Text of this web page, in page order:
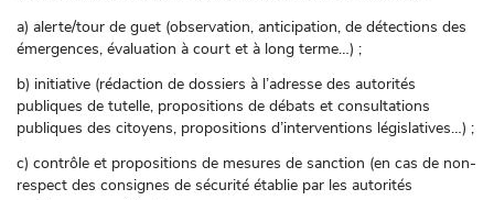
a) alerte/tour de guet (observation, anticipation, de détections des
émergences, évaluation à court et à long terme…) ;
b) initiative (rédaction de dossiers à l’adresse des autorités
publiques de tutelle, propositions de débats et consultations
publiques des citoyens, propositions d’interventions législatives…) ;
c) contrôle et propositions de mesures de sanction (en cas de non-
respect des consignes de sécurité établie par les autorités